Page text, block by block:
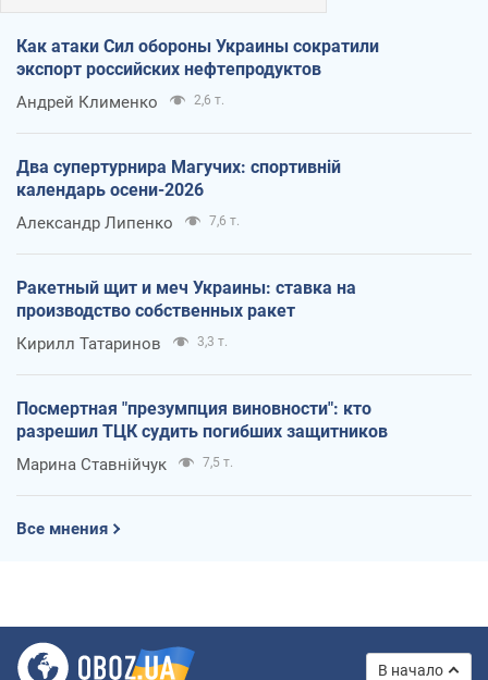
Как атаки Сил обороны Украины сократили
экспорт российских нефтепродуктов
Андрей Клименко 2,6 т.
Два супертурнира Магучих: спортивній
календарь осени-2026
Александр Липенко 7,6 т.
Ракетный щит и меч Украины: ставка на
производство собственных ракет
Кирилл Татаринов 3,3 т.
Посмертная "презумпция виновности": кто
разрешил ТЦК судить погибших защитников
Марина Ставнійчук 7,5 т.
Все мнения
В начало